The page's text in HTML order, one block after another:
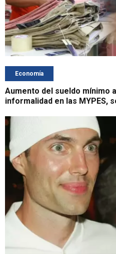
Economía
Aumento del sueldo mínimo
informalidad en las MYPES,